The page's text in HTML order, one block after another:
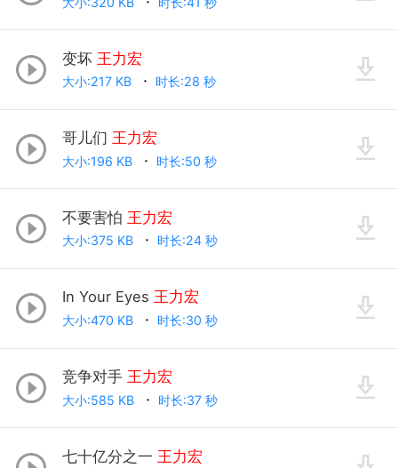
变坏 王力宏
大小:217 KB 时长:28 秒
哥儿们 王力宏
大小:196 KB 时长:50 秒
不要害怕 王力宏
大小:375 KB 时长:24 秒
In Your Eyes 王力宏
大小:470 KB 时长:30 秒
竞争对手 王力宏
大小:585 KB 时长:37 秒
七十亿分之一 王力宏